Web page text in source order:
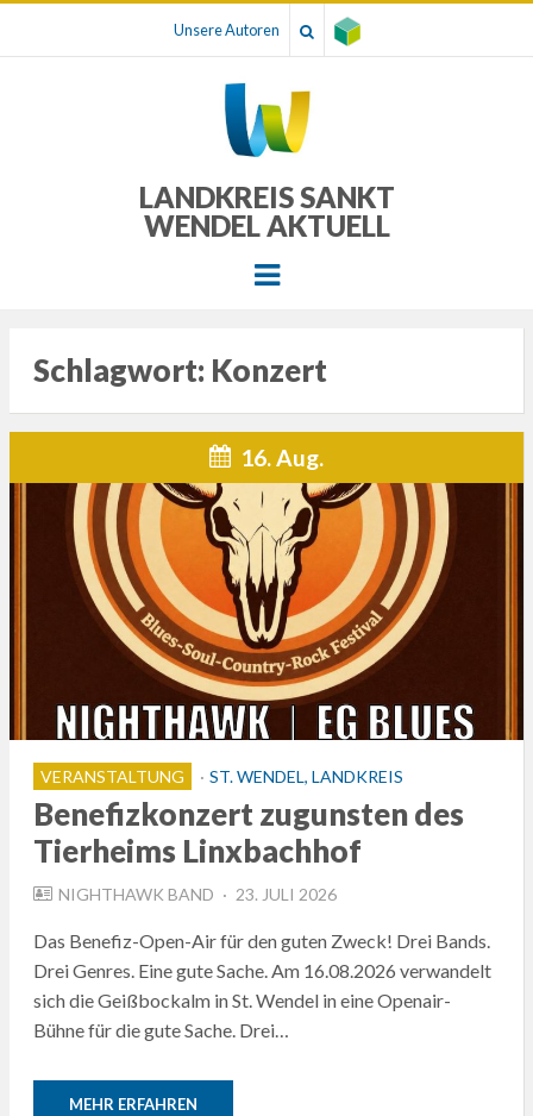
Unsere Autoren
LANDKREIS SANKT
WENDEL AKTUELL
Menu
Schlagwort: Konzert
16. Aug.
VERANSTALTUNG ST. WENDEL, LANDKREIS
Benefizkonzert zugunsten des
Tierheims Linxbachhof
NIGHTHAWK BAND
POSTED
23. JULI 2026
Das Benefiz-Open-Air für den guten Zweck! Drei Bands.
Drei Genres. Eine gute Sache. Am 16.08.2026 verwandelt
sich die Geißbockalm in St. Wendel in eine Openair-
Bühne für die gute Sache. Drei…
MEHR ERFAHREN